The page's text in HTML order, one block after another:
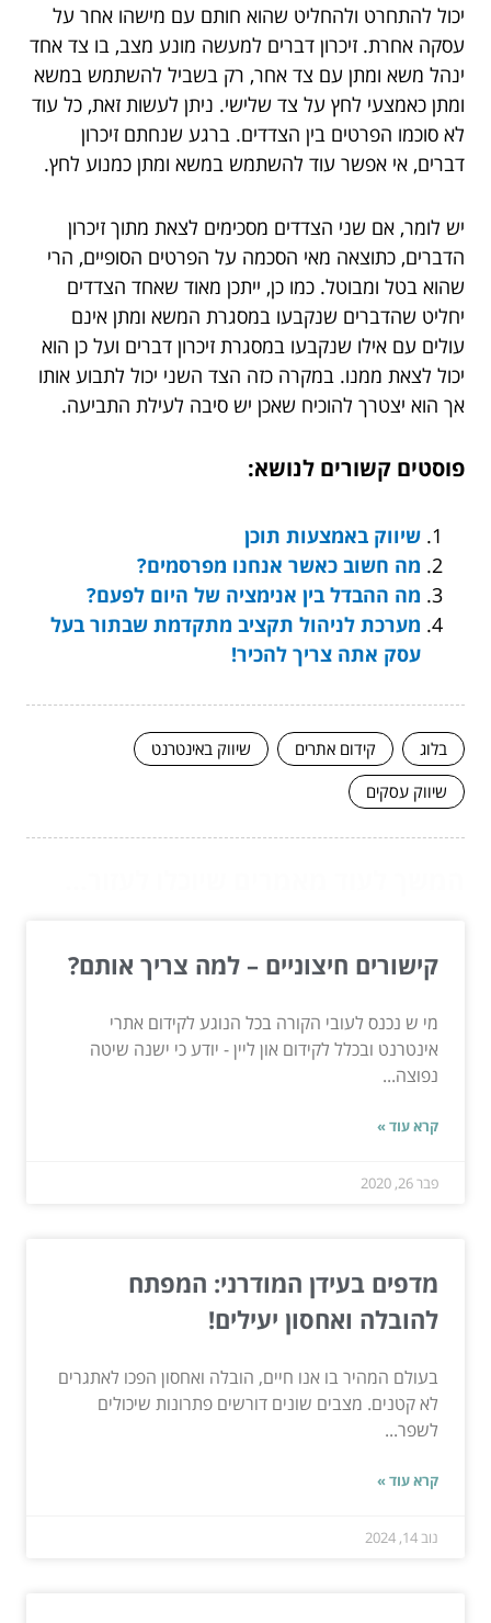
יכול להתחרט ולהחליט שהוא חותם עם מישהו אחר על
עסקה אחרת. זיכרון דברים למעשה מונע מצב, בו צד אחד
ינהל משא ומתן עם צד אחר, רק בשביל להשתמש במשא
ומתן כאמצעי לחץ על צד שלישי. ניתן לעשות זאת, כל עוד
לא סוכמו הפרטים בין הצדדים. ברגע שנחתם זיכרון
דברים, אי אפשר עוד להשתמש במשא ומתן כמנוע לחץ.
יש לומר, אם שני הצדדים מסכימים לצאת מתוך זיכרון
הדברים, כתוצאה מאי הסכמה על הפרטים הסופיים, הרי
שהוא בטל ומבוטל. כמו כן, ייתכן מאוד שאחד הצדדים
יחליט שהדברים שנקבעו במסגרת המשא ומתן אינם
עולים עם אילו שנקבעו במסגרת זיכרון דברים ועל כן הוא
יכול לצאת ממנו. במקרה כזה הצד השני יכול לתבוע אותו
אך הוא יצטרך להוכיח שאכן יש סיבה לעילת התביעה.
פוסטים קשורים לנושא:
שיווק באמצעות תוכן
מה חשוב כאשר אנחנו מפרסמים?
מה ההבדל בין אנימציה של היום לפעם?
מערכת לניהול תקציב מתקדמת שבתור בעל
עסק אתה צריך להכיר!
בלוג קידום אתרים
שיווק באינטרנט
שיווק עסקים
קישורים חיצוניים – למה צריך אותם?
מי ש נכנס לעובי הקורה בכל הנוגע לקידום אתרי
אינטרנט ובכלל לקידום און ליין - יודע כי ישנה שיטה
נפוצה...
קרא עוד »
פבר 26, 2020
מדפים בעידן המודרני: המפתח
להובלה ואחסון יעילים!
בעולם המהיר בו אנו חיים, הובלה ואחסון הפכו לאתגרים
לא קטנים. מצבים שונים דורשים פתרונות שיכולים
לשפר...
קרא עוד »
נוב 14, 2024